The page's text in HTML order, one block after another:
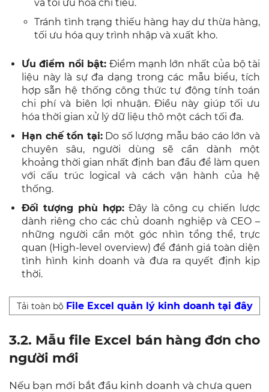
và tối ưu hóa chi tiêu.
Tránh tình trạng thiếu hàng hay dư thừa hàng,
tối ưu hóa quy trình nhập và xuất kho.
Ưu điểm nổi bật: Điểm mạnh lớn nhất của bộ tài
liệu này là sự đa dạng trong các mẫu biểu, tích
hợp sẵn hệ thống công thức tự động tính toán
chi phí và biên lợi nhuận. Điều này giúp tối ưu
hóa thời gian xử lý dữ liệu thô một cách tối đa.
Hạn chế tồn tại:Do số lượng mẫu báo cáo lớn và
chuyên sâu, người dùng sẽ cần dành một
khoảng thời gian nhất định ban đầu để làm quen
với cấu trúc logical và cách vận hành của hệ
thống.
Đối tượng phù hợp: Đây là công cụ chiến lược
dành riêng cho các chủ doanh nghiệp và CEO –
những người cần một góc nhìn tổng thể, trực
quan (High-level overview) để đánh giá toàn diện
tình hình kinh doanh và đưa ra quyết định kịp
thời.
Tải toàn bộ File Excel quản lý kinh doanh tại đây
3.2. Mẫu file Excel bán hàng đơn cho
người mới
Nếu bạn mới bắt đầu kinh doanh và chưa quen